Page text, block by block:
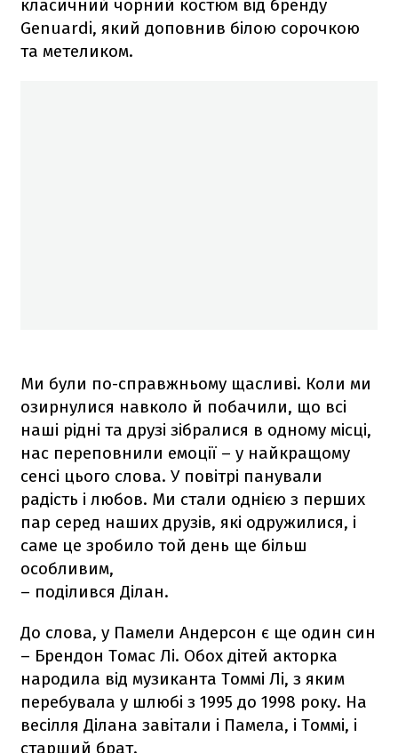
класичний чорний костюм від бренду
Genuardi, який доповнив білою сорочкою
та метеликом.
Ми були по-справжньому щасливі. Коли ми
озирнулися навколо й побачили, що всі
наші рідні та друзі зібралися в одному місці,
нас переповнили емоції – у найкращому
сенсі цього слова. У повітрі панували
радість і любов. Ми стали однією з перших
пар серед наших друзів, які одружилися, і
саме це зробило той день ще більш
особливим,
– поділився Ділан.
До слова, у Памели Андерсон є ще один син
– Брендон Томас Лі. Обох дітей акторка
народила від музиканта Томмі Лі, з яким
перебувала у шлюбі з 1995 до 1998 року. На
весілля Ділана завітали і Памела, і Томмі, і
старший брат.